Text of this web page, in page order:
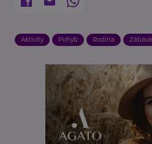
Aktivity Pohyb Rodina Zábava